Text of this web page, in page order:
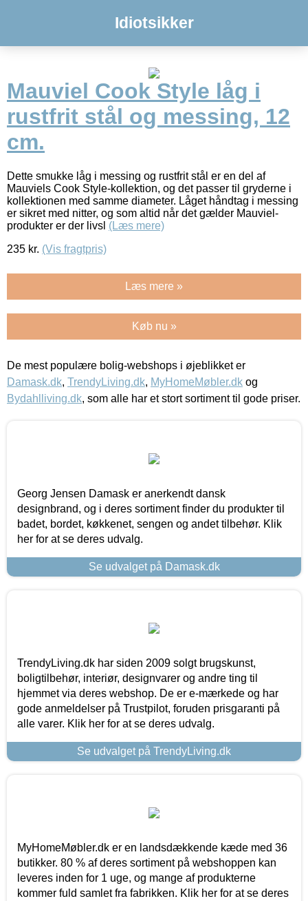
Idiotsikker
Mauviel Cook Style låg i
rustfrit stål og messing, 12
cm.
Dette smukke låg i messing og rustfrit stål er en del af
Mauviels Cook Style-kollektion, og det passer til gryderne i
kollektionen med samme diameter. Låget håndtag i messing
er sikret med nitter, og som altid når det gælder Mauviel-
produkter er der livsl (Læs mere)
235 kr. (Vis fragtpris)
Læs mere »
Køb nu »
De mest populære bolig-webshops i øjeblikket er
Damask.dk, TrendyLiving.dk, MyHomeMøbler.dk og
Bydahlliving.dk, som alle har et stort sortiment til gode priser.
Georg Jensen Damask er anerkendt dansk
designbrand, og i deres sortiment finder du produkter til
badet, bordet, køkkenet, sengen og andet tilbehør. Klik
her for at se deres udvalg.
Se udvalget på Damask.dk
TrendyLiving.dk har siden 2009 solgt brugskunst,
boligtilbehør, interiør, designvarer og andre ting til
hjemmet via deres webshop. De er e-mærkede og har
gode anmeldelser på Trustpilot, foruden prisgaranti på
alle varer. Klik her for at se deres udvalg.
Se udvalget på TrendyLiving.dk
MyHomeMøbler.dk er en landsdækkende kæde med 36
butikker. 80 % af deres sortiment på webshoppen kan
leveres inden for 1 uge, og mange af produkterne
kommer fuld samlet fra fabrikken. Klik her for at se deres